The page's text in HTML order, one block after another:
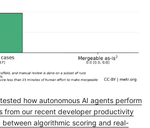
tested how autonomous AI agents perform
from our recent developer productivity
between algorithmic scoring and real-